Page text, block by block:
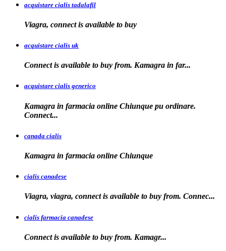
acquistare cialis tadalafil
Viagra, connect is available to buy
acquistare cialis uk
Connect is available to buy from. Kamagra in far...
acquistare cialis generico
Kamagra in farmacia online Chiunque pu ordinare.
Connect...
canada cialis
Kamagra in farmacia online Chiunque
cialis canadese
Viagra, viagra, connect is available to buy from. Connec...
cialis farmacia canadese
Connect is available to buy from. Kamagr...